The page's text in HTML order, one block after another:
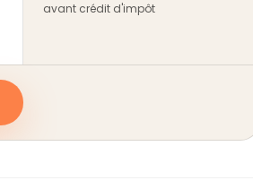
avant crédit d'impôt